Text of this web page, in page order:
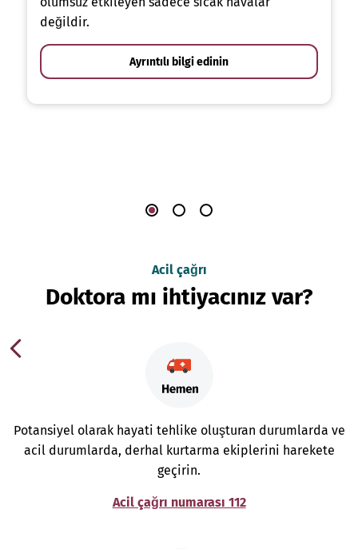
değildir.
Ayrıntılı bilgi edinin
Acil çağrı
Doktora mı ihtiyacınız var?
Potansiyel olarak hayati tehlike oluşturan durumlarda ve
acil durumlarda, derhal kurtarma ekiplerini harekete
geçirin.
Acil çağrı numarası 112